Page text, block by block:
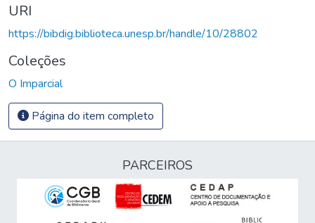
URI
https://bibdig.biblioteca.unesp.br/handle/10/28802
Coleções
O Imparcial
Página do item completo
PARCEIROS